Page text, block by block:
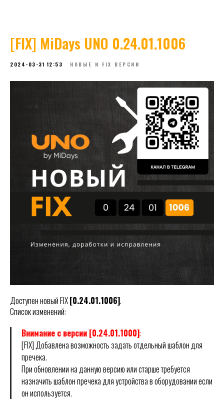
[FIX] MiDays UNO 0.24.01.1006
2024-03-31 12:53 НОВЫЕ И FIX ВЕРСИИ
Доступен новый FIX[0.24.01.1006].
Список изменений:
Внимание с версии [0.24.01.1000]:
[FIX] Добавлена возможность задать отдельный шаблон для
пречека.
При обновлении на данную версию или старше требуется
назначить шаблон пречека для устройства в оборудовании если
он используется.